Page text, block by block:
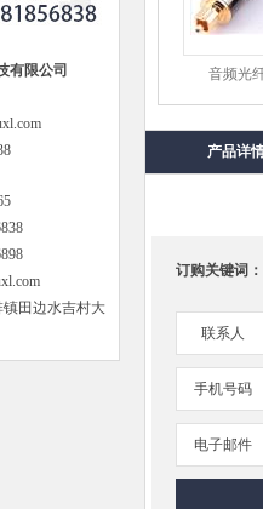
有限公司
镇田边水吉村大
音频光
产品详
订购关键词：
联系人
手机号码
电子邮件